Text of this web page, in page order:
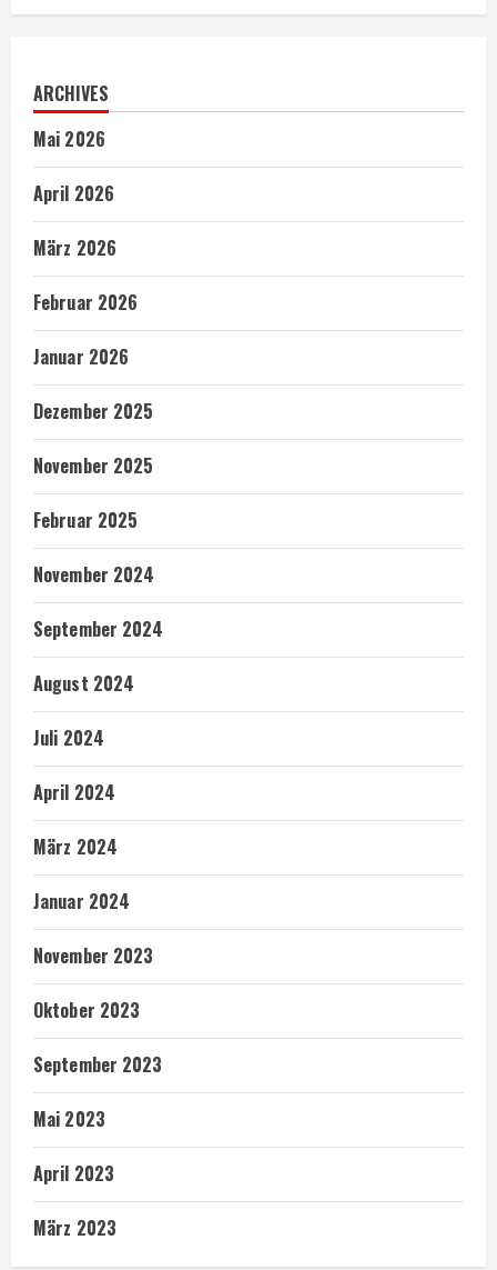
ARCHIVES
Mai 2026
April 2026
März 2026
Februar 2026
Januar 2026
Dezember 2025
November 2025
Februar 2025
November 2024
September 2024
August 2024
Juli 2024
April 2024
März 2024
Januar 2024
November 2023
Oktober 2023
September 2023
Mai 2023
April 2023
März 2023